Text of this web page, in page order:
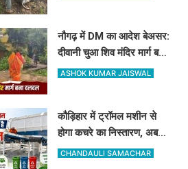
नौगढ़ में DM का आदेश बेअसर:
दीवानी चुआ शिव मंदिर मार्ग बना
दलदल, उग्र ग्रामीणों ने दी
ASHOK KUMAR JAISWAL
कौड़िहार में ट्रॉमल मशीन से
होगा कचरे का निस्तारण, अब
कूड़े से भी होगी नगर पंचायत की
CHANDAULI SAMACHAR